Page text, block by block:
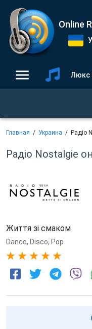
Online
Люкс
Главная Украина Радіо
Радіо Nostalgie
Життя зі смаком
Dance, Disco, Pop